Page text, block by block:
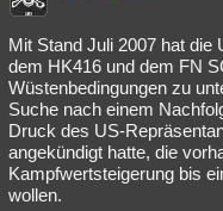
Mit Stand Juli 2007 hat
dem HK416 und dem FN
Wüstenbedingungen zu
Suche nach einem
Druck des US-
angekündigt hatte, die
Kampfwertsteigerung bis
wollen.